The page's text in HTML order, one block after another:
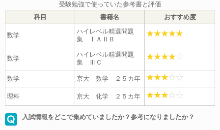
受験勉強で使っていた参考書と評価
科目
書籍名 おすすめ度
数学
ハイレベル精選問題
集 ⅠＡⅡＢ
数学
ハイレベル精選問題
集 ⅢＣ
数学 京大 数学 ２５カ年
理科 京大 化学 ２５カ年
入試情報をどこで集めていましたか？参考になりましたか？